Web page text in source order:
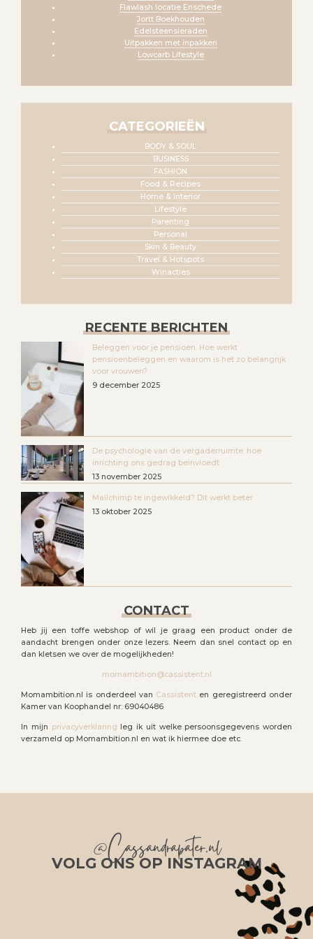
Flawlash locatie Enschede
Jortt Boekhouden
Edelsteensieraden
Uitpakken met inpakken
Lowcarb Lifestyle
CATEGORIEËN
BODY & SOUL
BUSINESS
FASHION
Food & Recipes
Home & Interior
Lifestyle
Parenting
Personal
Skin & Beauty
Travel & Hotspots
Winacties
RECENTE BERICHTEN
Beleggen voor je pensioen. Hoe werkt
pensioenbeleggen en waarom is het zo belangrijk
voor vrouwen?
9 december 2025
De psychologie van de vergaderruimte: hoe
inrichting ons gedrag beïnvloedt
13 november 2025
Mailchimp te ingewikkeld? Dit werkt beter
13 oktober 2025
CONTACT
Heb jij een toffe webshop of wil je graag een product onder de
aandacht brengen onder onze lezers. Neem dan snel contact op en
dan kletsen we over de mogelijkheden!
momambition@cassistent.nl
Momambition.nl is onderdeel van Cassistent en geregistreerd onder
Kamer van Koophandel nr: 69040486
In mijn privacyverklaring leg ik uit welke persoonsgegevens worden
verzameld op Momambition.nl en wat ik hiermee doe etc.
@Cassandrapater.nl
VOLG ONS OP INSTAGRAM